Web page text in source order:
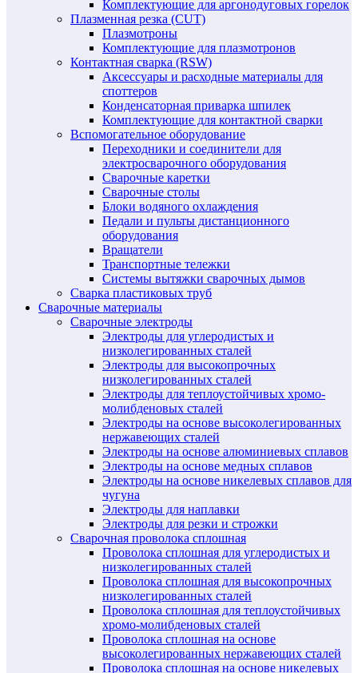
Комплектующие для аргонодуговых горелок
Плазменная резка (CUT)
Плазмотроны
Комплектующие для плазмотронов
Контактная сварка (RSW)
Аксессуары и расходные материалы для
споттеров
Конденсаторная приварка шпилек
Комплектующие для контактной сварки
Вспомогательное оборудование
Переходники и соединители для
электросварочного оборудования
Сварочные каретки
Сварочные столы
Блоки водяного охлаждения
Педали и пульты дистанционного
оборудования
Вращатели
Транспортные тележки
Системы вытяжки сварочных дымов
Сварка пластиковых труб
Сварочные материалы
Сварочные электроды
Электроды для углеродистых и
низколегированных сталей
Электроды для высокопрочных
низколегированных сталей
Электроды для теплоустойчивых хромо-
молибденовых сталей
Электроды на основе высоколегированных
нержавеющих сталей
Электроды на основе алюминиевых сплавов
Электроды на основе медных сплавов
Электроды на основе никелевых сплавов для
чугуна
Электроды для наплавки
Электроды для резки и строжки
Сварочная проволока сплошная
Проволока сплошная для углеродистых и
низколегированных сталей
Проволока сплошная для высокопрочных
низколегированных сталей
Проволока сплошная для теплоустойчивых
хромо-молибденовых сталей
Проволока сплошная на основе
высоколегированных нержавеющих сталей
Проволока сплошная на основе никелевых